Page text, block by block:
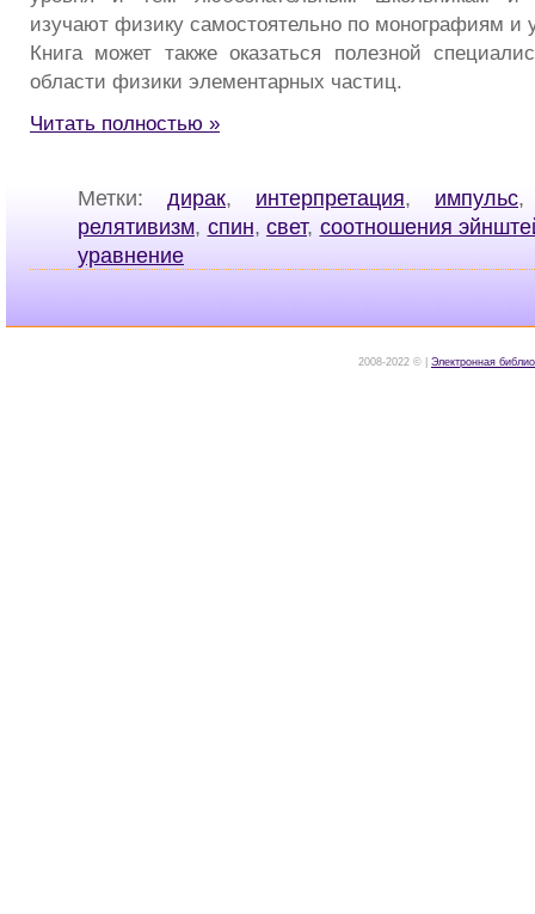
изучают физику самостоятельно по монографиям
Книга может также оказаться полезной
области физики элементарных частиц.
Читать полностью »
Метки: дирак, интерпретация, импульс
релятивизм, спин, свет, соотношения
уравнение
2008-2022 © | Электронная